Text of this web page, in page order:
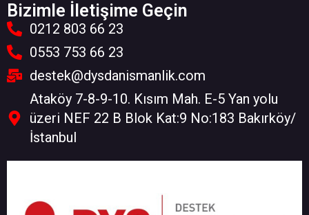
Bizimle İletişime Geçin
0212 803 66 23
0553 753 66 23
destek@dysdanismanlik.com
Ataköy 7-8-9-10. Kısım Mah. E-5 Yan yolu
üzeri NEF 22 B Blok Kat:9 No:183 Bakırköy/
İstanbul